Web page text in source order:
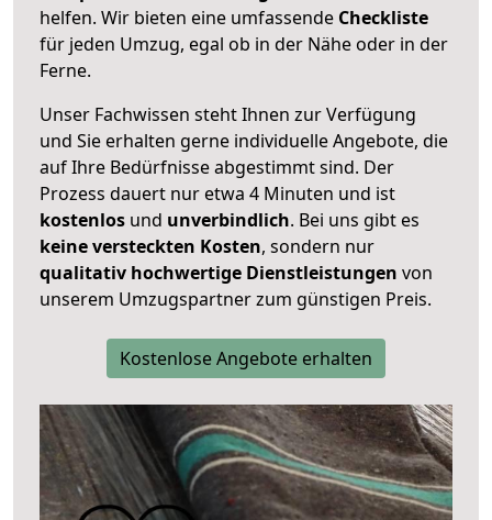
helfen. Wir bieten eine umfassende Checkliste
für jeden Umzug, egal ob in der Nähe oder in der
Ferne.
Unser Fachwissen steht Ihnen zur Verfügung
und Sie erhalten gerne individuelle Angebote, die
auf Ihre Bedürfnisse abgestimmt sind. Der
Prozess dauert nur etwa 4 Minuten und ist
kostenlos und unverbindlich. Bei uns gibt es
keine versteckten Kosten, sondern nur
qualitativ hochwertige Dienstleistungen von
unserem Umzugspartner zum günstigen Preis.
Kostenlose Angebote erhalten